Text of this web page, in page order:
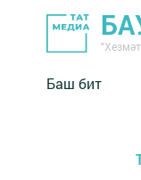
Баш бит